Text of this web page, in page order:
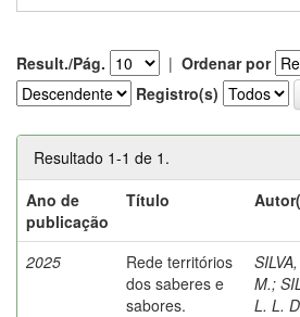
Result./Pág. | Ordenar por
Registro(s)
Resultado 1-1 de 1.
Ano de
publicação
Título
2025
Rede territórios
dos saberes e
sabores.
M.;
L. L.